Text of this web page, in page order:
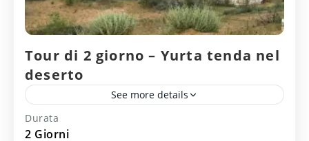
Tour di 2 giorno – Yurta tenda nel
deserto
See more details
deserto
Durata
2 Giorni